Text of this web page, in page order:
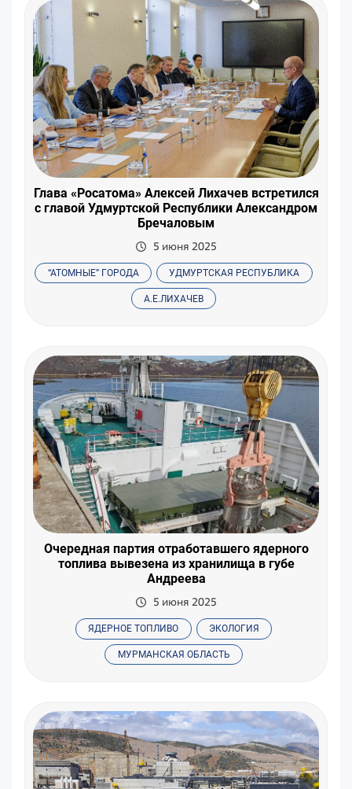
Глава «Росатома» Алексей Лихачев встретился
с главой Удмуртской Республики Александром
Бречаловым
5 июня 2025
“АТОМНЫЕ” ГОРОДА УДМУРТСКАЯ РЕСПУБЛИКА
А.Е.ЛИХАЧЕВ
Очередная партия отработавшего ядерного
топлива вывезена из хранилища в губе
Андреева
5 июня 2025
ЯДЕРНОЕ ТОПЛИВО ЭКОЛОГИЯ
МУРМАНСКАЯ ОБЛАСТЬ